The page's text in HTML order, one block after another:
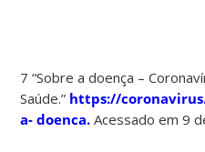
7 “Sobre a doença –
Saúde.” https://
a- doenca.Acessado em 9